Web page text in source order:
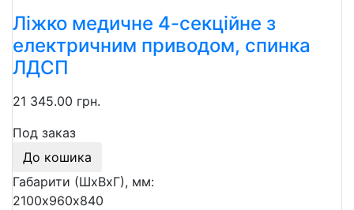
Ліжко медичне 4-секційне з
електричним приводом, спинка
ЛДСП
21 345.00 грн.
Под заказ
До кошика
Габарити (ШхВхГ), мм:
2100х960х840